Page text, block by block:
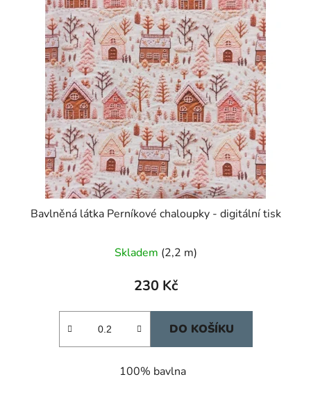
Bavlněná látka Perníkové chaloupky - digitální tisk
hodnocení
produktu
5,0
hvězdiček.
Skladem (2,2 m)
230 Kč
DO KOŠÍKU
100% bavlna